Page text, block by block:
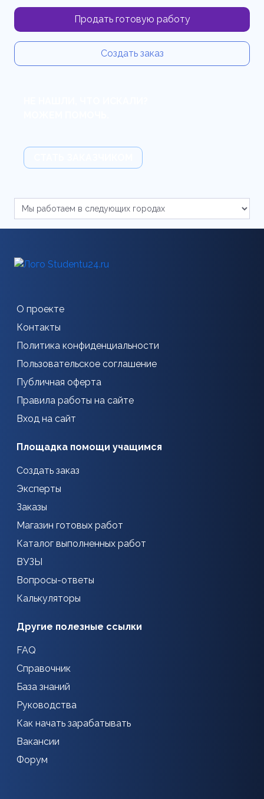
Продать готовую работу
Создать заказ
О проекте
Контакты
Политика конфиденциальности
Пользовательское соглашение
Публичная оферта
Правила работы на сайте
Вход на сайт
Площадка помощи учащимся
Создать заказ
Эксперты
Заказы
Магазин готовых работ
Каталог выполненных работ
ВУЗЫ
Вопросы-ответы
Калькуляторы
Другие полезные ссылки
FAQ
Справочник
База знаний
Руководства
Как начать зарабатывать
Вакансии
Форум